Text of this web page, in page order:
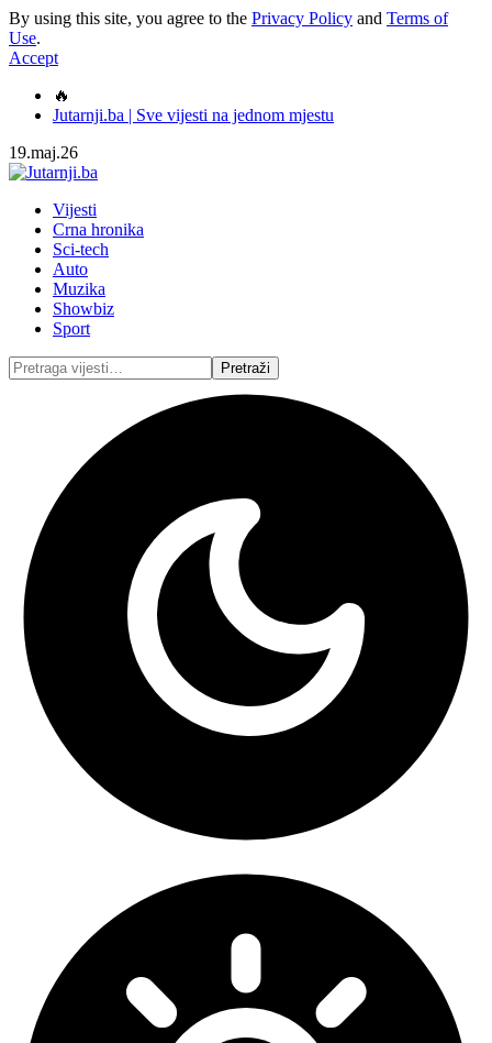
By using this site, you agree to the Privacy Policy and Terms of
Use.
Accept
🔥
Jutarnji.ba | Sve vijesti na jednom mjestu
19.maj.26
Vijesti
Crna hronika
Sci-tech
Auto
Muzika
Showbiz
Sport